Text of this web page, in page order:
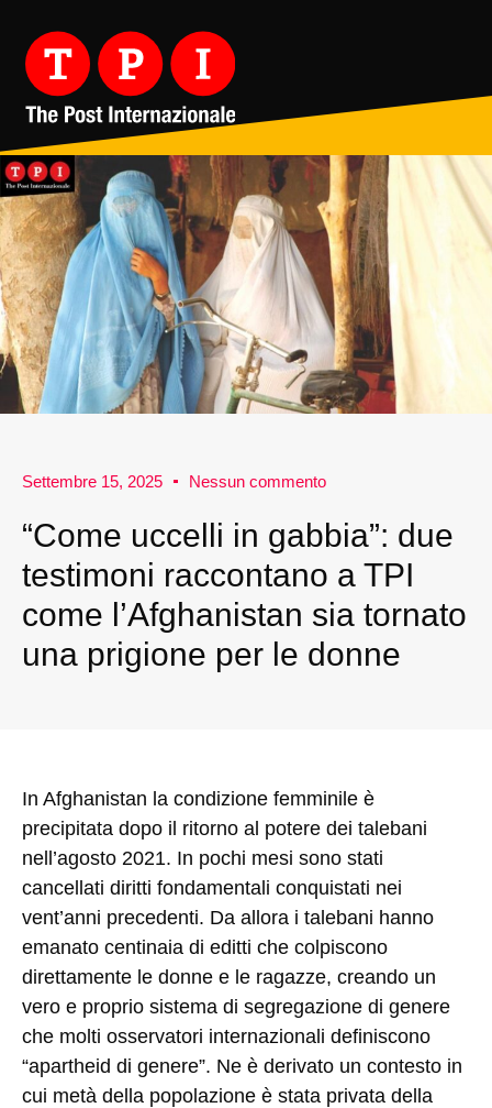
Settembre 15, 2025 Nessun commento
“Come uccelli in gabbia”: due
testimoni raccontano a TPI
come l’Afghanistan sia tornato
una prigione per le donne
In Afghanistan la condizione femminile è
precipitata dopo il ritorno al potere dei talebani
nell’agosto 2021. In pochi mesi sono stati
cancellati diritti fondamentali conquistati nei
vent’anni precedenti. Da allora i talebani hanno
emanato centinaia di editti che colpiscono
direttamente le donne e le ragazze, creando un
vero e proprio sistema di segregazione di genere
che molti osservatori internazionali definiscono
“apartheid di genere”. Ne è derivato un contesto in
cui metà della popolazione è stata privata della